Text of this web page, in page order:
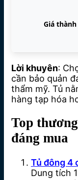
Giá thành
Lời khuyên:
cần bảo quản
thẩm mỹ. Tủ
hàng tạp hóa
Top
đáng mua
Tủ đông 4
Dung tích